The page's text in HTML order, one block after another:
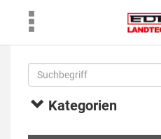
Kategorien